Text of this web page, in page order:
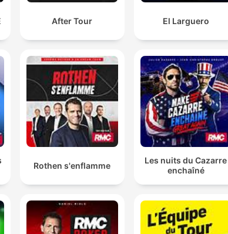
After Tour El Larguero
Rothen s'enflamme
Les nuits du Cazarre
enchaîné